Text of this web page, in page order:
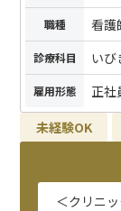
職種 看護
診療科目 いび
雇用形態
正社
未経験OK
＜クリニ